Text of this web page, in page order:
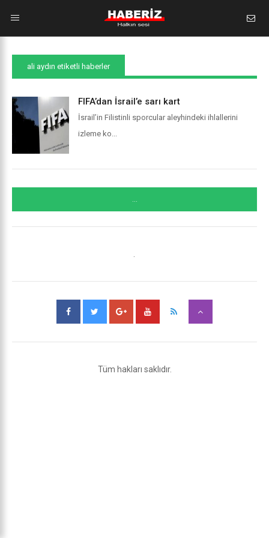
ali aydın etiketli haberler
FIFA’dan İsrail’e sarı kart
İsrail’in Filistinli sporcular aleyhindeki ihlallerini
izleme ko...
...
Tüm hakları saklıdır.